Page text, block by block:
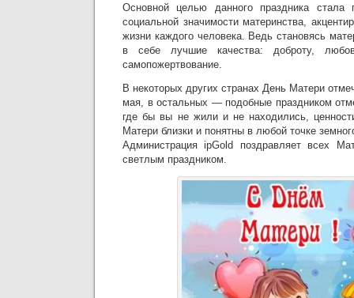
Основной целью данного праздника стала
социальной значимости материнства,
жизни каждого человека. Ведь становясь
в себе лучшие качества: доброту,
самопожертвование.
В некоторых других странах День Матери
мая, в остальных — подобные праздником
где бы вы не жили и не находились,
Матери близки и понятны в любой точке
Администрация ipGold поздравляет всех
светлым праздником.